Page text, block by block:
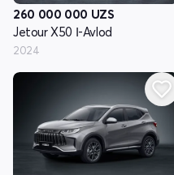
260 000 000 UZS
Jetour X50 Ι-Avlod
2024